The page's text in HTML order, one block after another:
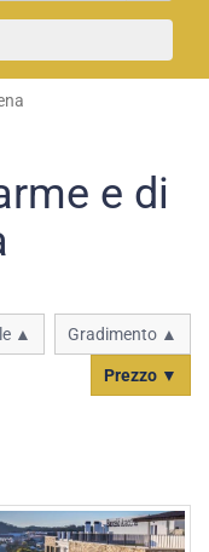
e di
▲ Gradimento ▲
Prezzo ▼